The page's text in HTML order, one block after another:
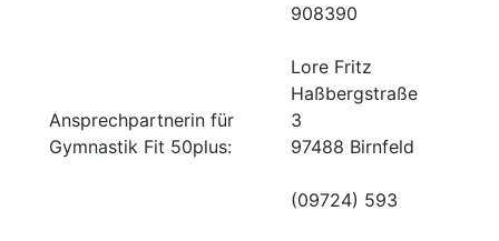
908390
Ansprechpartnerin für
Gymnastik Fit 50plus:
Lore Fritz
Haßbergstraße
3
97488 Birnfeld
(09724) 593